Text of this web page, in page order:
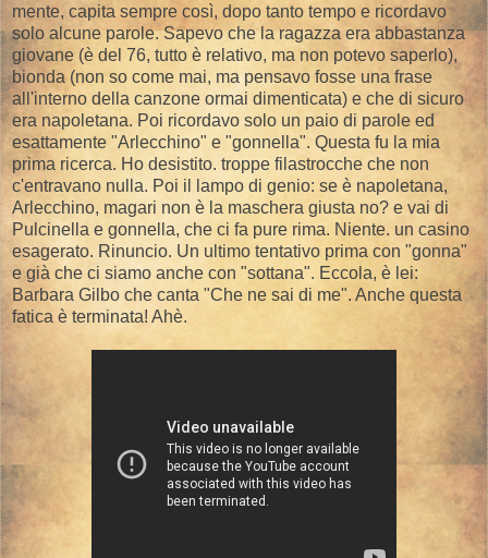
mente, capita sempre così, dopo tanto tempo e ricordavo
solo alcune parole. Sapevo che la ragazza era abbastanza
giovane (è del 76, tutto è relativo, ma non potevo saperlo),
bionda (non so come mai, ma pensavo fosse una frase
all'interno della canzone ormai dimenticata) e che di sicuro
era napoletana. Poi ricordavo solo un paio di parole ed
esattamente "Arlecchino" e "gonnella". Questa fu la mia
prima ricerca. Ho desistito. troppe filastrocche che non
c'entravano nulla. Poi il lampo di genio: se è napoletana,
Arlecchino, magari non è la maschera giusta no? e vai di
Pulcinella e gonnella, che ci fa pure rima. Niente. un casino
esagerato. Rinuncio. Un ultimo tentativo prima con "gonna"
e già che ci siamo anche con "sottana". Eccola, è lei:
Barbara Gilbo che canta "Che ne sai di me". Anche questa
fatica è terminata! Ahè.